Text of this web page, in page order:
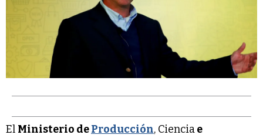
El Ministerio deProducción, Cienciae